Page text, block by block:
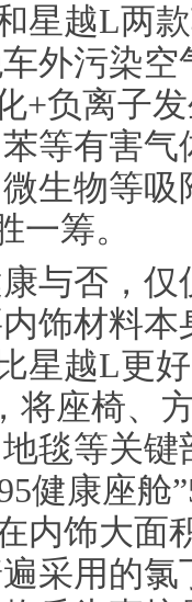
星越L两
外污染
+负离子
等有害
生物等
一筹。
与否，
饰材料
星越L更
将座椅、
毯等关
健康座舱
内饰大面
采用的